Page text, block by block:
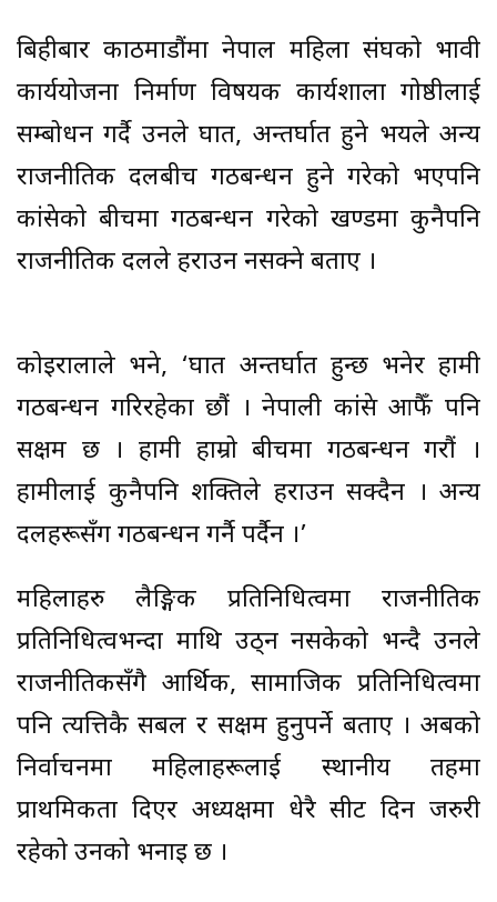
बिहीबार काठमाडौंमा नेपाल महिला संघको भावी
कार्ययोजना निर्माण विषयक कार्यशाला गोष्ठीलाई
सम्बोधन गर्दै उनले घात, अन्तर्घात हुने भयले अन्य
राजनीतिक दलबीच गठबन्धन हुने गरेको भएपनि
कांग्रेसको बीचमा गठबन्धन गरेको खण्डमा कुनैपनि
राजनीतिक दलले हराउन नसक्ने बताए ।
कोइरालाले भने, ‘घात अन्तर्घात हुन्छ भनेर हामी
गठबन्धन गरिरहेका छौं । नेपाली कांग्रेस आफैँ पनि
सक्षम छ । हामी हाम्रो बीचमा गठबन्धन गरौं ।
हामीलाई कुनैपनि शक्तिले हराउन सक्दैन । अन्य
दलहरूसँग गठबन्धन गर्नै पर्दैन ।’
महिलाहरु लैङ्गिक प्रतिनिधित्वमा राजनीतिक
प्रतिनिधित्वभन्दा माथि उठ्न नसकेको भन्दै उनले
राजनीतिकसँगै आर्थिक, सामाजिक प्रतिनिधित्वमा
पनि त्यत्तिकै सबल र सक्षम हुनुपर्ने बताए । अबको
निर्वाचनमा महिलाहरूलाई स्थानीय तहमा
प्राथमिकता दिएर अध्यक्षमा धेरै सीट दिन जरुरी
रहेको उनको भनाइ छ ।